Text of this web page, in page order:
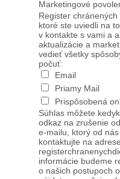
Marketingové
Register chránených
ktoré ste uviedli na
v kontakte s vami a
aktualizácie a
vedieť všetky
počuť:
Email
Priamy Mail
Prispôsobená
Súhlas môžete
odkaz na zrušenie
e-mailu, ktorý od
kontaktujte na adrese
informácie budeme
o našich postupoch